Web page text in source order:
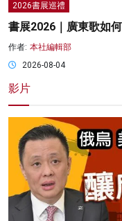
2026書展巡禮
書展2026｜廣東歌如
作者: 本社編輯部
2026-08-04
影片